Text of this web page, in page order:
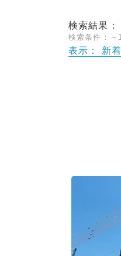
検索結果：
検索条件：～
表示： 新